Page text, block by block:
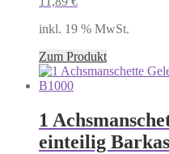
inkl. 19 % MwSt.
Zum Produkt
1
einteilig